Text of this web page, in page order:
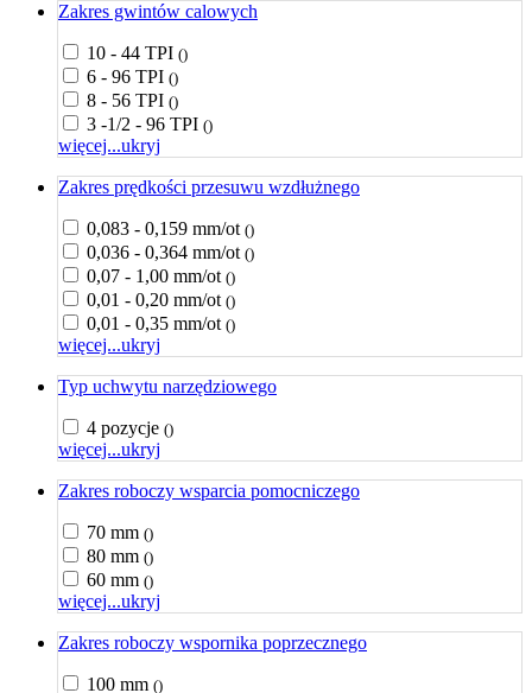
Zakres gwintów calowych
10 - 44 TPI ()
6 - 96 TPI ()
8 - 56 TPI ()
3 -1/2 - 96 TPI ()
więcej...ukryj
Zakres prędkości przesuwu wzdłużnego
0,083 - 0,159 mm/ot ()
0,036 - 0,364 mm/ot ()
0,07 - 1,00 mm/ot ()
0,01 - 0,20 mm/ot ()
0,01 - 0,35 mm/ot ()
więcej...ukryj
Typ uchwytu narzędziowego
4 pozycje ()
więcej...ukryj
Zakres roboczy wsparcia pomocniczego
70 mm ()
80 mm ()
60 mm ()
więcej...ukryj
Zakres roboczy wspornika poprzecznego
100 mm ()